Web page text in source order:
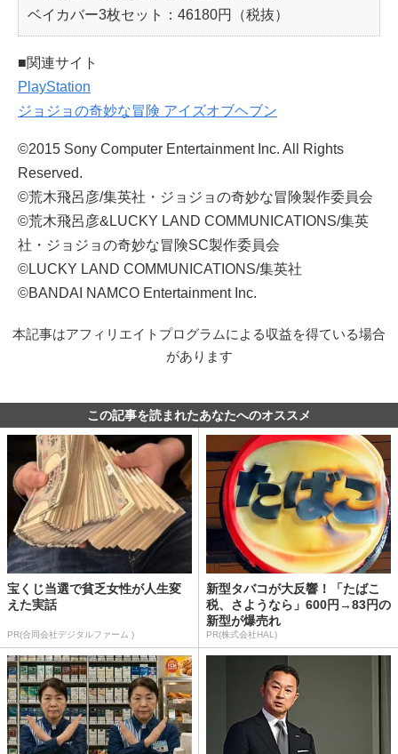
ベイカバー3枚セット：46180円（税抜）
■関連サイト
PlayStation
ジョジョの奇妙な冒険 アイズオブヘブン
©2015 Sony Computer Entertainment Inc. All Rights
Reserved.
©荒木飛呂彦/集英社・ジョジョの奇妙な冒険製作委員会
©荒木飛呂彦&LUCKY LAND COMMUNICATIONS/集英
社・ジョジョの奇妙な冒険SC製作委員会
©LUCKY LAND COMMUNICATIONS/集英社
©BANDAI NAMCO Entertainment Inc.
本記事はアフィリエイトプログラムによる収益を得ている場合
があります
この記事を読まれたあなたへのオススメ
宝くじ当選で貧乏女性が人生変
えた実話
PR(合同会社デジタルファーム )
新型タバコが大反響！「たばこ
税、さようなら」600円→83円の
新型が爆売れ
PR(株式会社HAL)